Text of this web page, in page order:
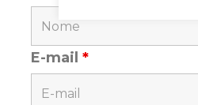
E-mail*